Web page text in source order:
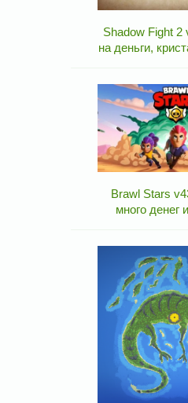
Shadow Fight
на деньги,
Brawl Stars
много денег